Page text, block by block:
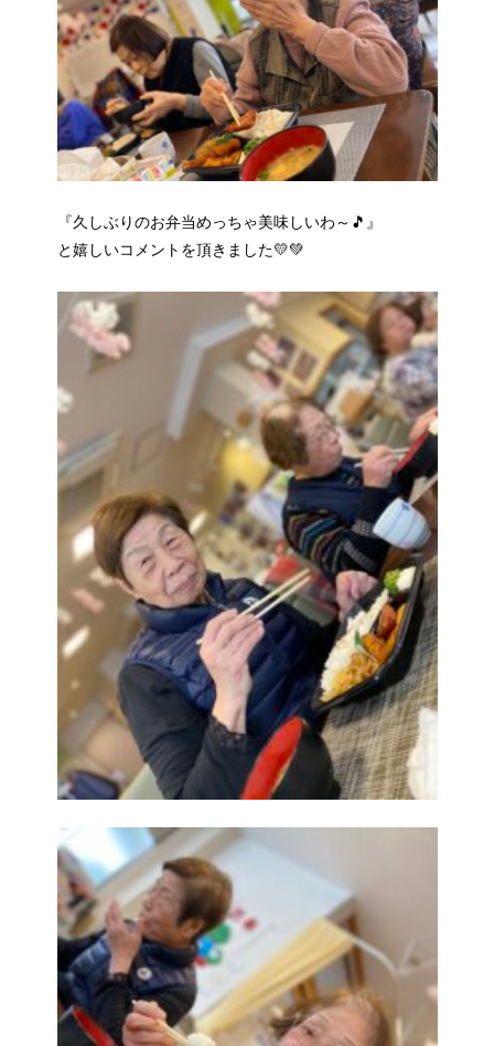
『久しぶりのお弁当めっちゃ美味しいわ～🎵』
と嬉しいコメントを頂きました💛💚